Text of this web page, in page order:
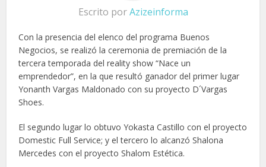
Escrito porAzizeinforma
Con la presencia del elenco del programa Buenos
Negocios, se realizó la ceremonia de premiación de la
tercera temporada del reality show “Nace un
emprendedor”, en la que resultó ganador del primer lugar
Yonanth Vargas Maldonado con su proyecto D´Vargas
Shoes.
El segundo lugar lo obtuvo Yokasta Castillo con el proyecto
Domestic Full Service; y el tercero lo alcanzó Shalona
Mercedes con el proyecto Shalom Estética.